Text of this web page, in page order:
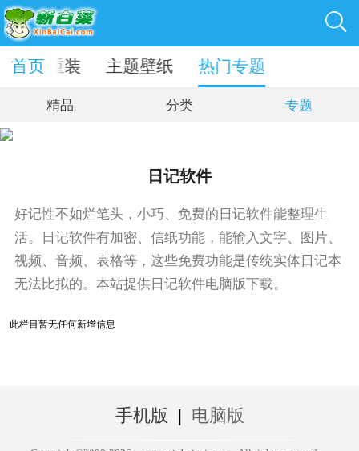
一键重装 主题壁纸 热门专题
首页
精品 分类 专题
日记软件
好记性不如烂笔头，小巧、免费的日记软件能整理生
活。日记软件有加密、信纸功能，能输入文字、图片、
视频、音频、表格等，这些免费功能是传统实体日记本
无法比拟的。本站提供日记软件电脑版下载。
此栏目暂无任何新增信息
手机版 | 电脑版